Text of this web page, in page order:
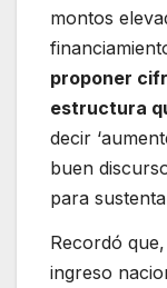
montos
proponer
estructura
decir
buen
para
Recordó
ingreso